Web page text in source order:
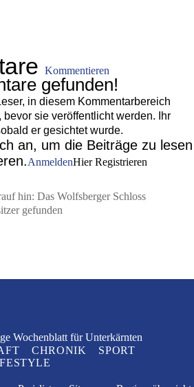
Kommentieren
gefunden!
in diesem Kommentarbereich
sie veröffentlicht werden. Ihr
er gesichtet wurde.
an, um die Beiträge zu lesen
AnmeldenHier Registrieren
hin: Das Wolfsberger Schloss
gefunden
Wochenblatt für Unterkärnten
CHRONIK
SPORT